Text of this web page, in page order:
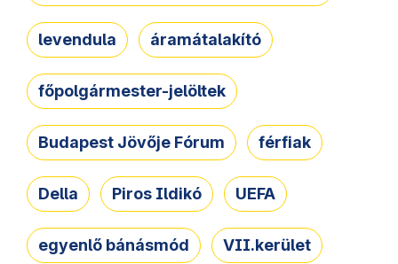
levendula áramátalakító
főpolgármester-jelöltek
Budapest Jövője Fórum férfiak
Della Piros Ildikó UEFA
egyenlő bánásmód VII.kerület